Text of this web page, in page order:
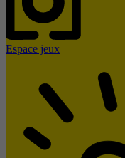
Espace jeux